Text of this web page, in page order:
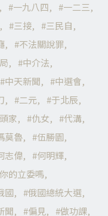
一九八四
一二三
三接
三民自
不法關說罪
中介法
中天新聞
中選會
二元
于北辰
家 仇女
代溝
莫魯
伍勝園
志偉
何明輝
的立委嗎
國
俄國總統大選
聞 偏見
做功課